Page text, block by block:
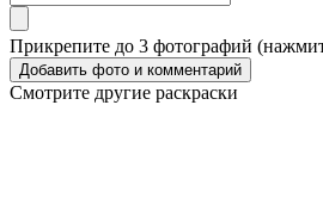
Прикрепите до 3 фотографий
Смотрите другие раскраски